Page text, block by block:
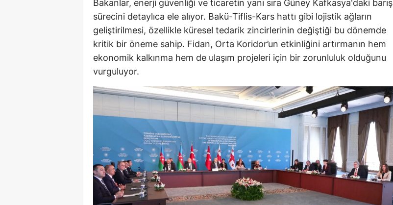
Bakanlar, enerji güvenliği ve ticaretin yanı sıra Güney Kafkasya'daki barış
sürecini detaylıca ele alıyor. Bakü-Tiflis-Kars hattı gibi lojistik ağların
geliştirilmesi, özellikle küresel tedarik zincirlerinin değiştiği bu dönemde
kritik bir öneme sahip. Fidan, Orta Koridor’un etkinliğini artırmanın hem
ekonomik kalkınma hem de ulaşım projeleri için bir zorunluluk olduğunu
vurguluyor.